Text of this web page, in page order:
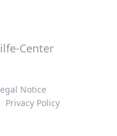
Notice
Privacy Policy